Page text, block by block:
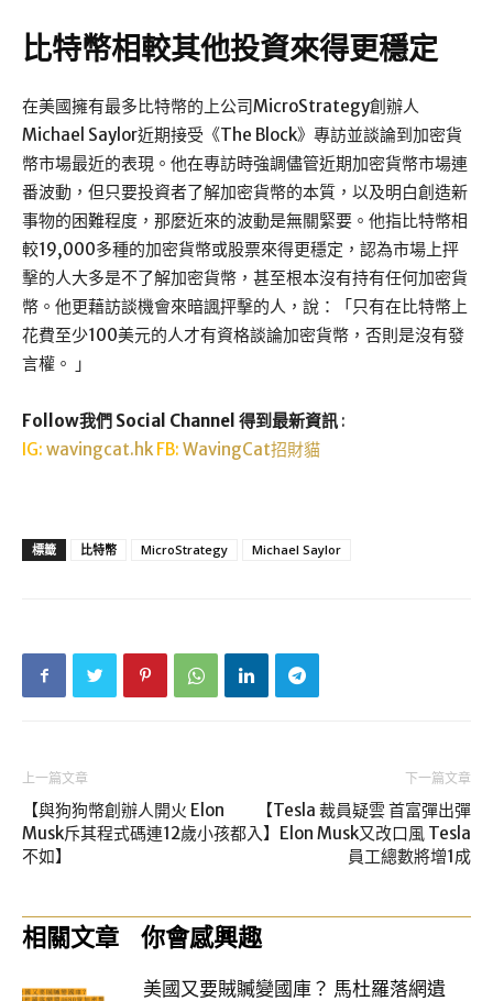
比特幣相較其他投資來得更穩定
在美國擁有最多比特幣的上公司MicroStrategy創辦人
Michael Saylor近期接受《The Block》專訪並談論到加密貨
幣市場最近的表現。他在專訪時強調儘管近期加密貨幣市場連
番波動，但只要投資者了解加密貨幣的本質，以及明白創造新
事物的困難程度，那麼近來的波動是無關緊要。他指比特幣相
較19,000多種的加密貨幣或股票來得更穩定，認為市場上抨
擊的人大多是不了解加密貨幣，甚至根本沒有持有任何加密貨
幣。他更藉訪談機會來暗諷抨擊的人，說：「只有在比特幣上
花費至少100美元的人才有資格談論加密貨幣，否則是沒有發
言權。 」
Follow我們 Social Channel 得到最新資訊 :
IG: wavingcat.hk FB: WavingCat招財貓
標籤 比特幣 MicroStrategy Michael Saylor
上一篇文章
【與狗狗幣創辦人開火 Elon
Musk斥其程式碼連12歲小孩都
不如】
下一篇文章
【Tesla 裁員疑雲 首富彈出彈
入】Elon Musk又改口風 Tesla
員工總數將增1成
相關文章 你會感興趣
美國又要賊贓變國庫？ 馬杜羅落網遺